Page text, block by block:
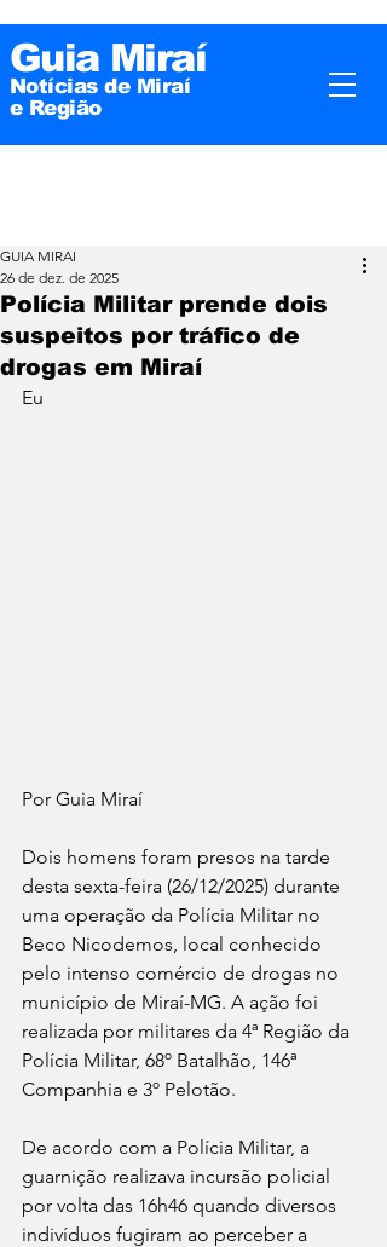
Guia Miraí
Notícias de Miraí
e Região
Polícia Militar prende dois
suspeitos por tráfico de
drogas em Miraí
GUIA MIRAI
26 de dez. de 2025
Eu
Por Guia Miraí
Dois homens foram presos na tarde
desta sexta-feira (26/12/2025) durante
uma operação da Polícia Militar no
Beco Nicodemos, local conhecido
pelo intenso comércio de drogas no
município de Miraí-MG. A ação foi
realizada por militares da 4ª Região da
Polícia Militar, 68º Batalhão, 146ª
Companhia e 3º Pelotão.
De acordo com a Polícia Militar, a
guarnição realizava incursão policial
por volta das 16h46 quando diversos
indivíduos fugiram ao perceber a